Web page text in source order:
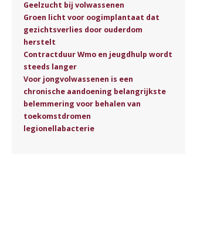
Geelzucht bij volwassenen
Groen licht voor oogimplantaat dat
gezichtsverlies door ouderdom
herstelt
Contractduur Wmo en jeugdhulp wordt
steeds langer
Voor jongvolwassenen is een
chronische aandoening belangrijkste
belemmering voor behalen van
toekomstdromen
legionellabacterie